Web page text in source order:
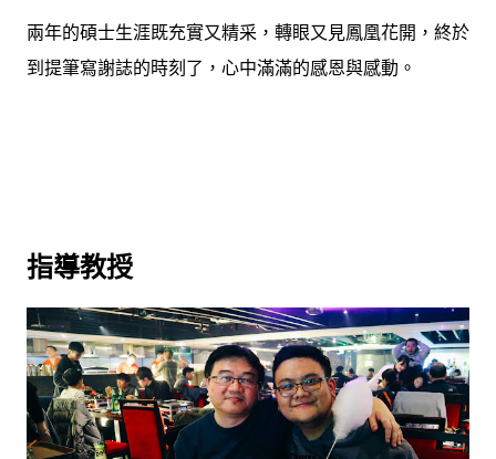
兩年的碩士生涯既充實又精采，轉眼又見鳳凰花開，終於
到提筆寫謝誌的時刻了，心中滿滿的感恩與感動。
指導教授